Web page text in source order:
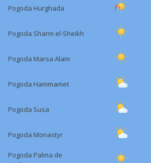
Pogoda Hurghada
Pogoda Sharm el-Sheikh
Pogoda Marsa Alam
Pogoda Hammamet
Pogoda Susa
Pogoda Monastyr
Pogoda Palma de